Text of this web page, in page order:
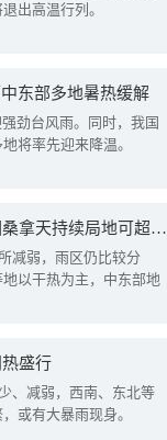
出高温行列。
东部多地暑热缓解
劲台风雨。同时，我国
将率先迎来降温。
我国降雨强度进一步减弱 中东部大范围桑拿天持续局地可超38℃
减弱，雨区仍比较分
以干热为主，中东部地
盛行
、减弱，西南、东北等
或有大暴雨现身。